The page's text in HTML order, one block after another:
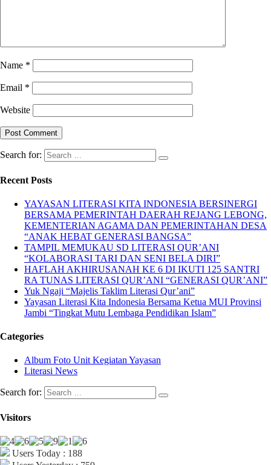
Name *
Email *
Website
Search for:
Recent Posts
YAYASAN LITERASI KITA INDONESIA BERSINERGI
BERSAMA PEMERINTAH DAERAH REJANG LEBONG,
KEMENTERIAN AGAMA DAN PEMERINTAHAN DESA
“ANAK HEBAT GENERASI BANGSA”
TAMPIL MEMUKAU SD LITERASI QUR’ANI
“KOLABORASI TARI DAN SENI BELA DIRI”
HAFLAH AKHIRUSANAH KE 6 DI IKUTI 125 SANTRI
RA TUNAS LITERASI QUR’ANI “GENERASI QUR’ANI”
Yuk Ngaji “Majelis Taklim Literasi Qur’ani”
Yayasan Literasi Kita Indonesia Bersama Ketua MUI Provinsi
Jambi “Tingkat Mutu Lembaga Pendidikan Islam”
Categories
Album Foto Unit Kegiatan Yayasan
Literasi News
Search for:
Visitors
Users Today : 188